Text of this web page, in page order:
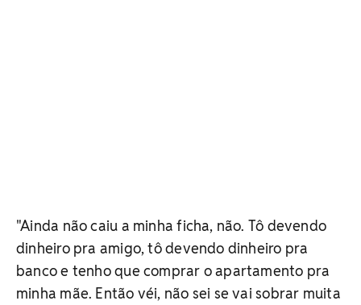
"Ainda não caiu a minha ficha, não. Tô devendo
dinheiro pra amigo, tô devendo dinheiro pra
banco e tenho que comprar o apartamento pra
minha mãe. Então véi, não sei se vai sobrar muita